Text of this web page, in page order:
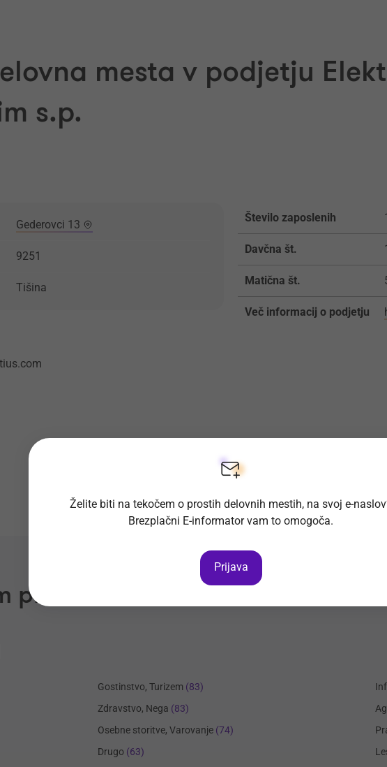
mesta v podjetju
s.p.
Gederovci 13
9251
Tišina
Število zaposlenih
Davčna št.
Matična št.
Več informacij o podjetju
prostih delovnih mest
Gostinstvo, Turizem (83)
Zdravstvo, Nega (83)
Osebne storitve, Varovanje (74)
Drugo (63)
Želite biti na tekočem o prostih delovnih mestih, na svoj e-
Brezplačni E-informator vam to omogoča.
Prijava